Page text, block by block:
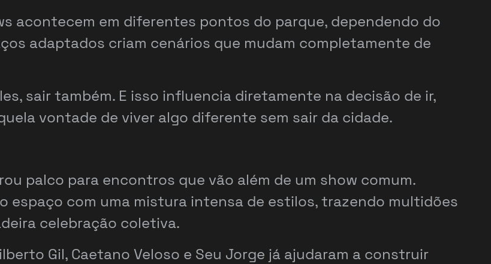
acontecem em diferentes pontos do parque, dependendo do
adaptados criam cenários que mudam completamente de
sair também. E isso influencia diretamente na decisão de ir,
vontade de viver algo diferente sem sair da cidade.
palco para encontros que vão além de um show comum.
espaço com uma mistura intensa de estilos, trazendo multidões
celebração coletiva.
Gil, Caetano Veloso e Seu Jorge já ajudaram a construir